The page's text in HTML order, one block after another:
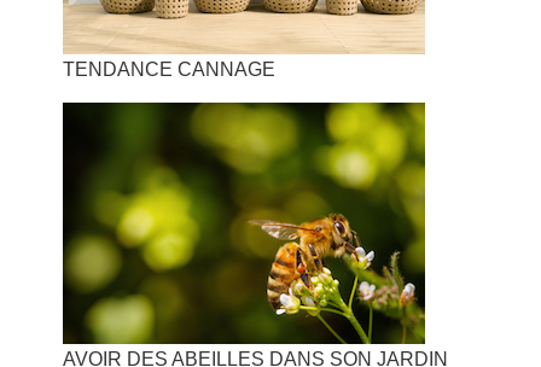
TENDANCE CANNAGE
AVOIR DES ABEILLES DANS SON JARDIN